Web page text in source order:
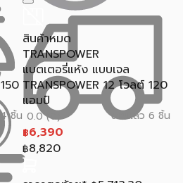
ชิ้น
สินค้าหมด
TRANSPOWER
แบตเตอรี่แห้ง แบบเจล
TRANSPOWER 12 โวลต์ 120
แอมป์
0.0 (0) ขายแล้ว 6 ชิ้น
฿6,390
฿8,820